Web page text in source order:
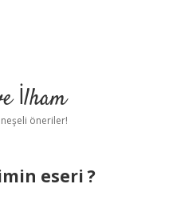
İlham
öneriler!
eseri ?